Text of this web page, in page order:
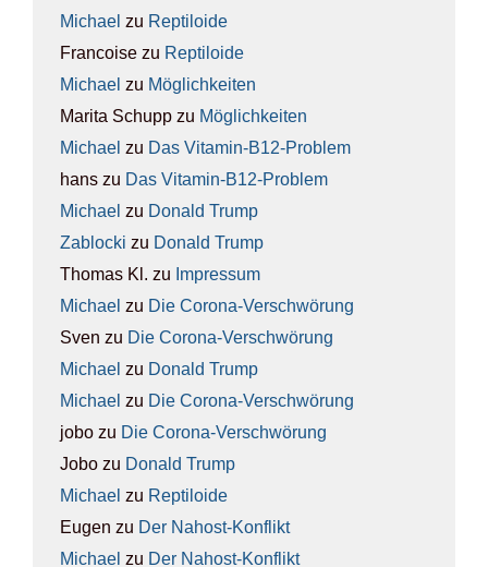
Michael zu Rep­ti­lo­ide
Francoise zu Rep­ti­lo­ide
Michael zu Mög­lich­kei­ten
Marita Schupp zu Mög­lich­kei­ten
Michael zu Das Vit­amin-B12-Pro­blem
hans zu Das Vit­amin-B12-Pro­blem
Michael zu Donald Trump
Zablocki zu Donald Trump
Thomas Kl. zu Impres­sum
Michael zu Die Coro­na-Ver­schwö­rung
Sven zu Die Coro­na-Ver­schwö­rung
Michael zu Donald Trump
Michael zu Die Coro­na-Ver­schwö­rung
jobo zu Die Coro­na-Ver­schwö­rung
Jobo zu Donald Trump
Michael zu Rep­ti­lo­ide
Eugen zu Der Nah­ost-Kon­flikt
Michael zu Der Nah­ost-Kon­flikt